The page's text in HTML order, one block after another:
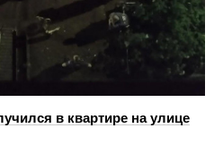
в квартире на улице